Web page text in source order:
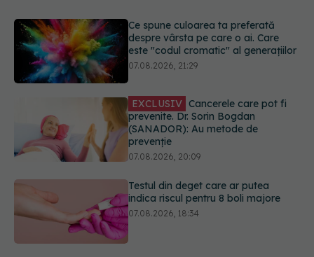
EXCLUSIV Cancerele care pot fi
prevenite. Dr. Sorin Bogdan
(SANADOR): Au metode de
prevenție
Testul din deget care ar putea
indica riscul pentru 8 boli majore
07.08.2026, 18:34
Dieta care poate crește brusc
colesterolul. Cine este mai expus
07.08.2026, 17:22